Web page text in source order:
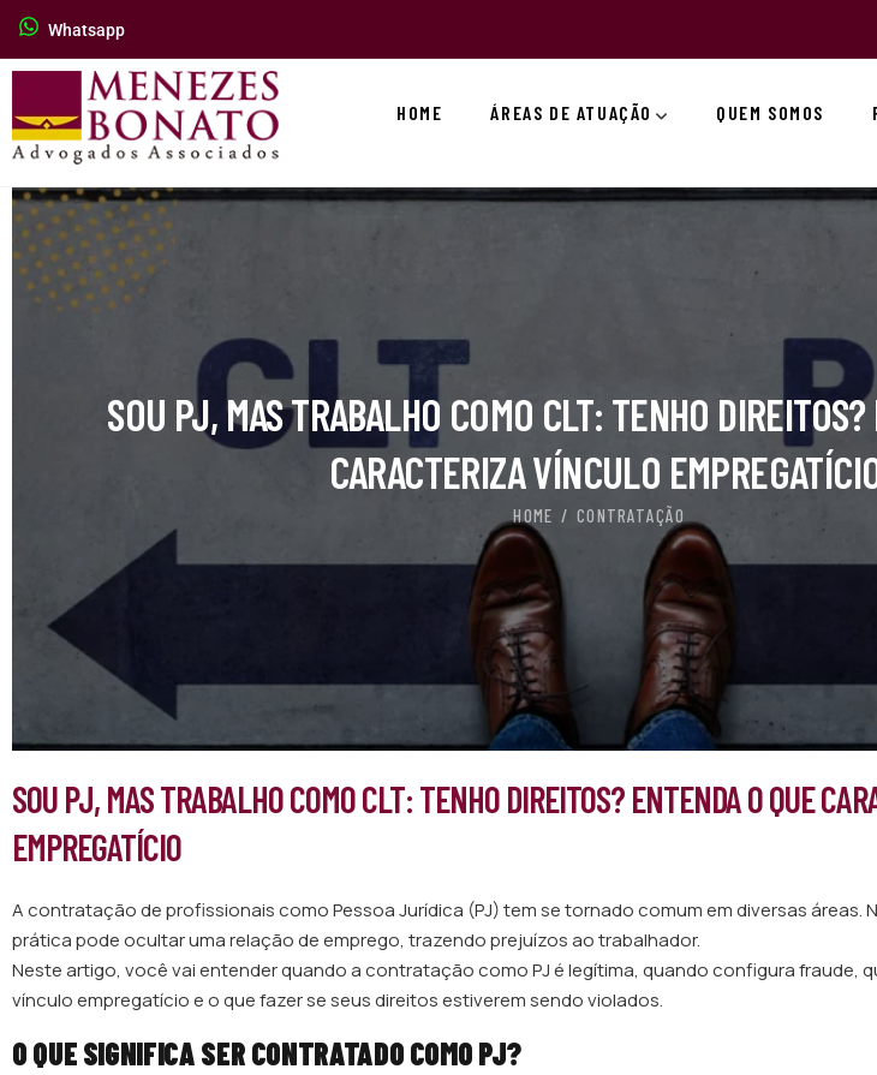
Whatsapp
HOME ÁREAS DE ATUAÇÃO QUEM SOMOS
SOU PJ, MAS TRABALHO COMO CLT: TENHO
CARACTERIZA VÍNCULO
HOME CONTRATAÇÃO
SOU PJ, MAS TRABALHO COMO CLT: TENHO DIREITOS? ENTENDA O QUE
EMPREGATÍCIO
A contratação de profissionais como Pessoa Jurídica (PJ) tem se tornado comum em diversas áreas.
prática pode ocultar uma relação de emprego, trazendo prejuízos ao trabalhador.
Neste artigo, você vai entender quando a contratação como PJ é legítima, quando configura fraude,
vínculo empregatício e o que fazer se seus direitos estiverem sendo violados.
O QUE SIGNIFICA SER CONTRATADO COMO PJ?